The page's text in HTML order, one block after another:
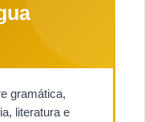
gramática,
literatura e